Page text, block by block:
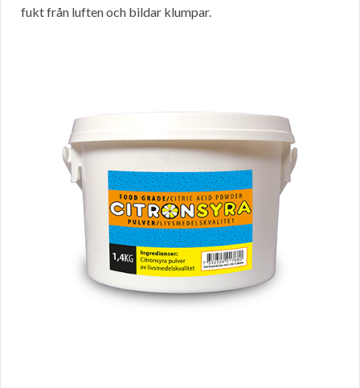
fukt från luften och bildar klumpar.